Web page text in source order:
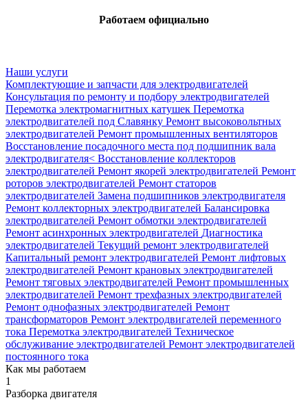
Работаем официально
Наши услуги
Комплектующие и запчасти для электродвигателей
Консультация по ремонту и подбору электродвигателей
Перемотка электромагнитных катушек Перемотка
электродвигателей под Славянку Ремонт высоковольтных
электродвигателей Ремонт промышленных вентиляторов
Восстановление посадочного места под подшипник вала
электродвигателя< Восстановление коллекторов
электродвигателей Ремонт якорей электродвигателей Ремонт
роторов электродвигателей Ремонт статоров
электродвигателей Замена подшипников электродвигателя
Ремонт коллекторных электродвигателей Балансировка
электродвигателей Ремонт обмотки электродвигателей
Ремонт асинхронных электродвигателей Диагностика
электродвигателей Текущий ремонт электродвигателей
Капитальный ремонт электродвигателей Ремонт лифтовых
электродвигателей Ремонт крановых электродвигателей
Ремонт тяговых электродвигателей Ремонт промышленных
электродвигателей Ремонт трехфазных электродвигателей
Ремонт однофазных электродвигателей Ремонт
трансформаторов Ремонт электродвигателей переменного
тока Перемотка электродвигателей Техническое
обслуживание электродвигателей Ремонт электродвигателей
постоянного тока
Как мы работаем
1
Разборка двигателя